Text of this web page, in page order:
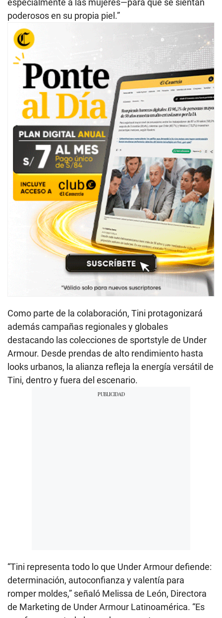
especialmente a las mujeres—para que se sientan
poderosos en su propia piel.”
Como parte de la colaboración, Tini protagonizará
además campañas regionales y globales
destacando las colecciones de sportstyle de Under
Armour. Desde prendas de alto rendimiento hasta
looks urbanos, la alianza refleja la energía versátil de
Tini, dentro y fuera del escenario.
“Tini representa todo lo que Under Armour defiende:
determinación, autoconfianza y valentía para
romper moldes,” señaló Melissa de León, Directora
de Marketing de Under Armour Latinoamérica. “Es